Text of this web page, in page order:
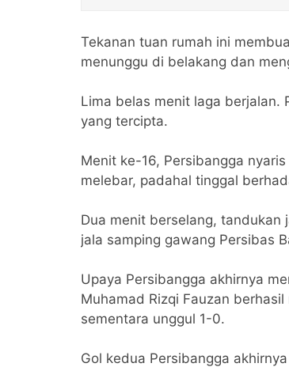
Tekanan tuan rumah ini
menunggu di belakang dan
Lima belas menit laga berjalan.
yang tercipta.
Menit ke-16, Persibangga
melebar, padahal tinggal
Dua menit berselang, tandukan
jala samping gawang Persibas
Upaya Persibangga akhirnya
Muhamad Rizqi Fauzan
sementara unggul 1-0.
Gol kedua Persibangga